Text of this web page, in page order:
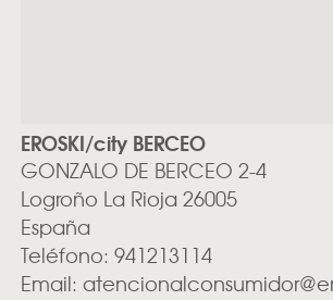
EROSKI/city BERCEO
GONZALO DE BERCEO 2-4
Logroño La Rioja 26005
España
Teléfono: 941213114
Email: